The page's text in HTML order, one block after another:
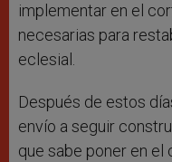
implementar en el
necesarias para
eclesial.
Después de estos
envío a seguir
que sabe poner en el